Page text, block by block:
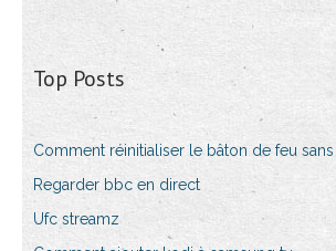
Top Posts
Comment réinitialiser le bâton de feu
Regarder bbc en direct
Ufc streamz